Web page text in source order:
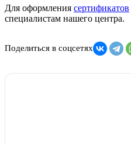
Для оформления сертификатов
специалистам нашего центра.
Поделиться в соцсетях